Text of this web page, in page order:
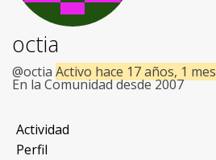
Vjspain
Ayuda
Contacto
Entrar
octia
@octia Activo hace 17 años, 1 mes
En la Comunidad desde 2007
Actividad
Perfil